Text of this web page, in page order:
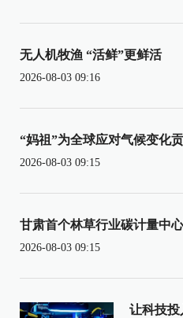
无人机牧渔 “活鲜”更鲜活
2026-08-03 09:16
“妈祖”为全球应对气候变化
2026-08-03 09:15
甘肃首个林草行业碳计量中
2026-08-03 09:15
让科技投